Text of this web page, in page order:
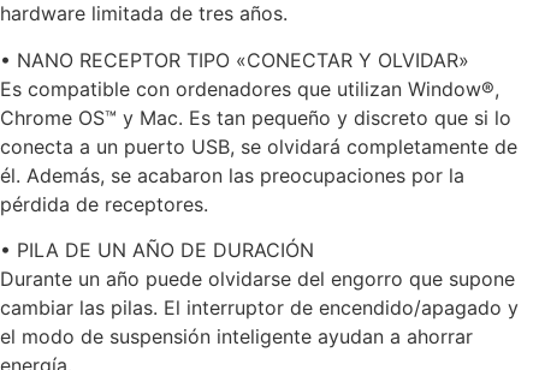
hardware limitada de tres años.
• NANO RECEPTOR TIPO «CONECTAR Y OLVIDAR»
Es compatible con ordenadores que utilizan Window®,
Chrome OS™ y Mac. Es tan pequeño y discreto que si lo
conecta a un puerto USB, se olvidará completamente de
él. Además, se acabaron las preocupaciones por la
pérdida de receptores.
• PILA DE UN AÑO DE DURACIÓN
Durante un año puede olvidarse del engorro que supone
cambiar las pilas. El interruptor de encendido/apagado y
el modo de suspensión inteligente ayudan a ahorrar
energía.